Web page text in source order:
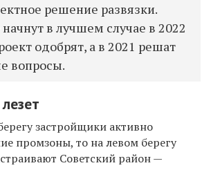
решение развязки.
в лучшем случае в 2022
одобрят, а в 2021 решат
вопросы.
застройщики активно
промзоны, то на левом берегу
Советский район —